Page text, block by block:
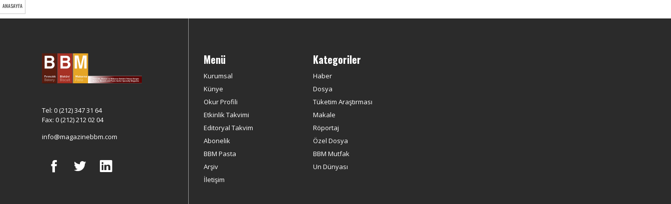
ANASAYFA
Tel: 0 (212) 347 31 64
Fax: 0 (212) 212 02 04
info@magazinebbm.com
Menü
Kurumsal
Künye
Okur Profili
Etkinlik Takvimi
Editoryal Takvim
Abonelik
BBM Pasta
Arşiv
İletişim
Kategoriler
Haber
Dosya
Tüketim Araştırması
Makale
Röportaj
Özel Dosya
BBM Mutfak
Un Dünyası